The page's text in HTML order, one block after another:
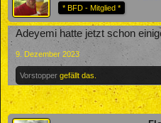
* BFD - Mitglied *
Adeyemi hatte jetzt schon
9. Dezember 2023
Vorstopper gefällt das.